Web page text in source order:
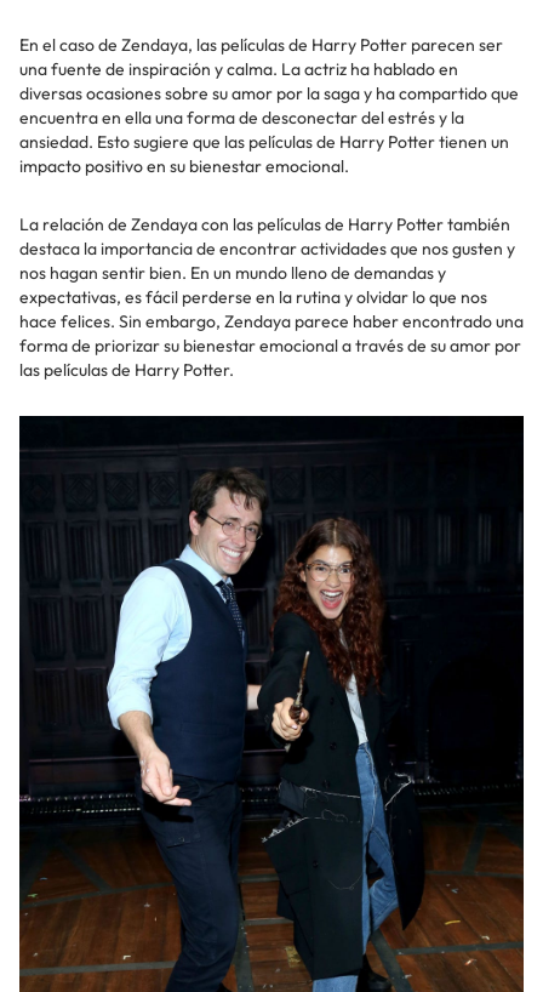
En el caso de Zendaya, las películas de Harry Potter parecen ser
una fuente de inspiración y calma. La actriz ha hablado en
diversas ocasiones sobre su amor por la saga y ha compartido que
encuentra en ella una forma de desconectar del estrés y la
ansiedad. Esto sugiere que las películas de Harry Potter tienen un
impacto positivo en su bienestar emocional.
La relación de Zendaya con las películas de Harry Potter también
destaca la importancia de encontrar actividades que nos gusten y
nos hagan sentir bien. En un mundo lleno de demandas y
expectativas, es fácil perderse en la rutina y olvidar lo que nos
hace felices. Sin embargo, Zendaya parece haber encontrado una
forma de priorizar su bienestar emocional a través de su amor por
las películas de Harry Potter.